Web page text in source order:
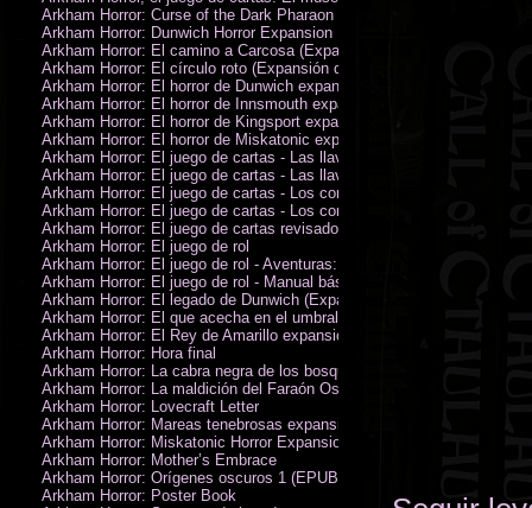
Arkham Horror: Curse of the Dark Pharaon Expansion
Arkham Horror: Dunwich Horror Expansion
Arkham Horror: El camino a Carcosa (Expansión de investigadores)
Arkham Horror: El círculo roto (Expansión de investigadores)
Arkham Horror: El horror de Dunwich expansión
Arkham Horror: El horror de Innsmouth expansión
Arkham Horror: El horror de Kingsport expansión
Arkham Horror: El horror de Miskatonic expansión
Arkham Horror: El juego de cartas - Las llaves escarlata - Campaña
Arkham Horror: El juego de cartas - Las llaves escarlata -
Arkham Horror: El juego de cartas - Los confines de la tierra -
Arkham Horror: El juego de cartas - Los confines de la tierra -
Arkham Horror: El juego de cartas revisado
Arkham Horror: El juego de rol
Arkham Horror: El juego de rol - Aventuras: Misterios de Arkham
Arkham Horror: El juego de rol - Manual básico
Arkham Horror: El legado de Dunwich (Expansión de investigadores)
Arkham Horror: El que acecha en el umbral expansión
Arkham Horror: El Rey de Amarillo expansión
Arkham Horror: Hora final
Arkham Horror: La cabra negra de los bosques expansión
Arkham Horror: La maldición del Faraón Oscuro expansión (revisada)
Arkham Horror: Lovecraft Letter
Arkham Horror: Mareas tenebrosas expansión
Arkham Horror: Miskatonic Horror Expansion
Arkham Horror: Mother’s Embrace
Arkham Horror: Orígenes oscuros 1 (EPUB)
Arkham Horror: Poster Book